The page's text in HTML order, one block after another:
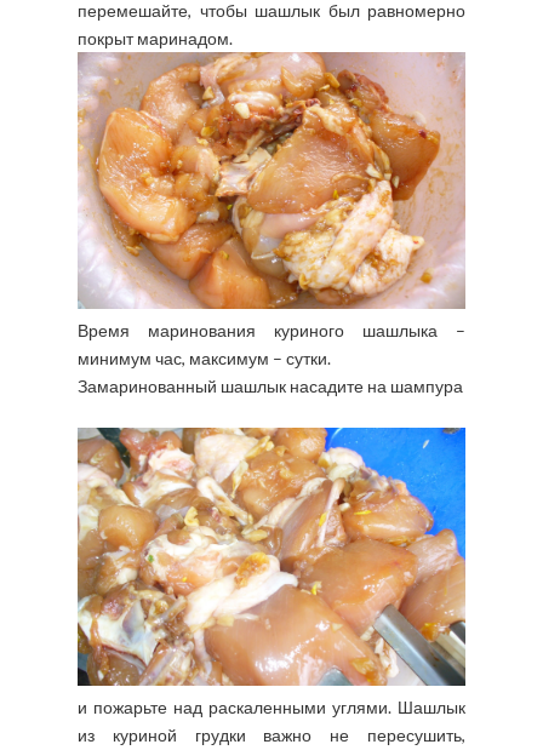
перемешайте, чтобы шашлык был равномерно
покрыт маринадом.
Время маринования куриного шашлыка –
минимум час, максимум – сутки.
Замаринованный шашлык насадите на шампура
и пожарьте над раскаленными углями. Шашлык
из куриной грудки важно не пересушить,